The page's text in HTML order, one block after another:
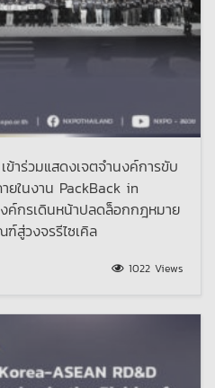
ข้าร่วมแสดงเจตจำนงค์การขับ
ยในงาน PackBack in
กรเดินหน้าปลดล็อกกฎหมาย
สู่วงจรรีไซเคิล
1022 Views